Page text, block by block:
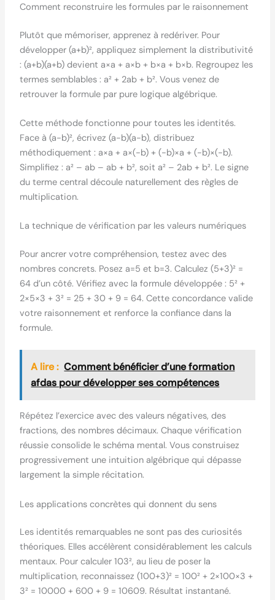
Comment reconstruire les formules par le raisonnement
Plutôt que mémoriser, apprenez à redériver. Pour
développer (a+b)², appliquez simplement la distributivité
: (a+b)(a+b) devient a×a + a×b + b×a + b×b. Regroupez les
termes semblables : a² + 2ab + b². Vous venez de
retrouver la formule par pure logique algébrique.
Cette méthode fonctionne pour toutes les identités.
Face à (a-b)², écrivez (a-b)(a-b), distribuez
méthodiquement : a×a + a×(-b) + (-b)×a + (-b)×(-b).
Simplifiez : a² – ab – ab + b², soit a² – 2ab + b². Le signe
du terme central découle naturellement des règles de
multiplication.
La technique de vérification par les valeurs numériques
Pour ancrer votre compréhension, testez avec des
nombres concrets. Posez a=5 et b=3. Calculez (5+3)² =
64 d’un côté. Vérifiez avec la formule développée : 5² +
2×5×3 + 3² = 25 + 30 + 9 = 64. Cette concordance valide
votre raisonnement et renforce la confiance dans la
formule.
A lire : Comment bénéficier d’une formation
afdas pour développer ses compétences
Répétez l’exercice avec des valeurs négatives, des
fractions, des nombres décimaux. Chaque vérification
réussie consolide le schéma mental. Vous construisez
progressivement une intuition algébrique qui dépasse
largement la simple récitation.
Les applications concrètes qui donnent du sens
Les identités remarquables ne sont pas des curiosités
théoriques. Elles accélèrent considérablement les calculs
mentaux. Pour calculer 103², au lieu de poser la
multiplication, reconnaissez (100+3)² = 100² + 2×100×3 +
3² = 10000 + 600 + 9 = 10609. Résultat instantané.